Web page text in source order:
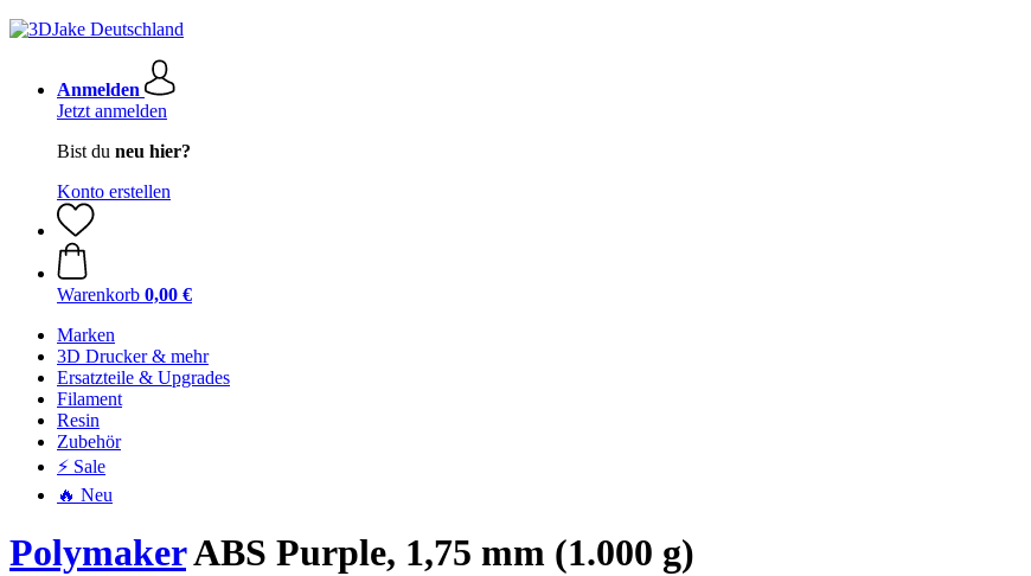
Anmelden
Jetzt anmelden
Bist du neu hier?
Konto erstellen
Warenkorb 0,00 €
Marken
3D Drucker & mehr
Ersatzteile & Upgrades
Filament
Resin
Zubehör
⚡ Sale
🔥 Neu
PolymakerABS Purple, 1,75 mm (1.000 g)